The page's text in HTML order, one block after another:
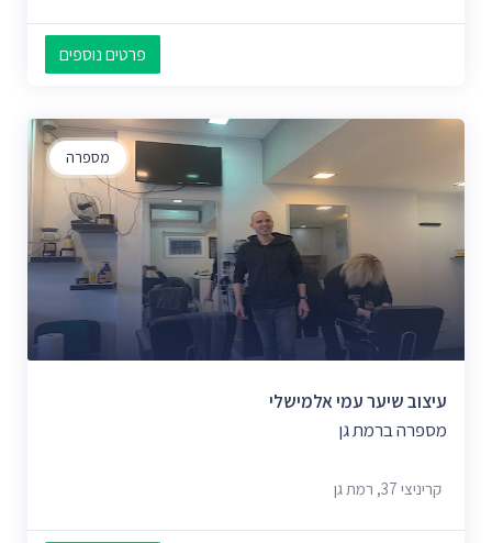
פרטים נוספים
מספרה
עיצוב שיער עמי אלמישלי
מספרה ברמת גן
קריניצי 37, רמת גן